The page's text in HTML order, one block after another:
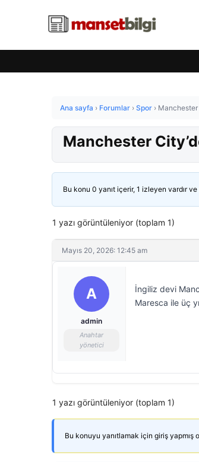
Ana sayfa › Forumlar › Spor › Manchester
Manchester
Bu konu 0 yanıt içerir, 1 izleyen vardır ve
1 yazı görüntüleniyor (toplam 1)
Mayıs 20, 2026: 12:45 am
A
admin
Anahtar
yönetici
İngiliz devi
Maresca ile üç
1 yazı görüntüleniyor (toplam 1)
Bu konuyu yanıtlamak için giriş yapmış